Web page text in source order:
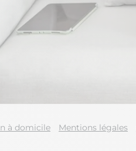
à domicile Mentions légales